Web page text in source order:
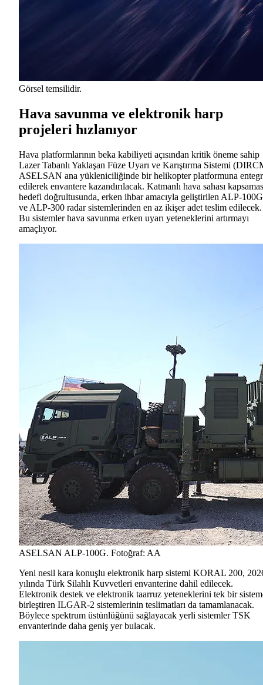
Görsel temsilidir.
Hava savunma ve elektronik harp
projeleri hızlanıyor
Hava platformlarının beka kabiliyeti açısından kritik öneme sahip
Lazer Tabanlı Yaklaşan Füze Uyarı ve Karıştırma Sistemi
ASELSAN ana yükleniciliğinde bir helikopter platformuna
edilerek envantere kazandırılacak. Katmanlı hava sahası
hedefi doğrultusunda, erken ihbar amacıyla geliştirilen ALP-100G
ve ALP-300 radar sistemlerinden en az ikişer adet teslim edilecek.
Bu sistemler hava savunma erken uyarı yeteneklerini artırmayı
amaçlıyor.
ASELSAN ALP-100G. Fotoğraf: AA
Yeni nesil kara konuşlu elektronik harp sistemi KORAL 200,
yılında Türk Silahlı Kuvvetleri envanterine dahil edilecek.
Elektronik destek ve elektronik taarruz yeteneklerini tek bir
birleştiren ILGAR-2 sistemlerinin teslimatları da tamamlanacak.
Böylece spektrum üstünlüğünü sağlayacak yerli sistemler TSK
envanterinde daha geniş yer bulacak.